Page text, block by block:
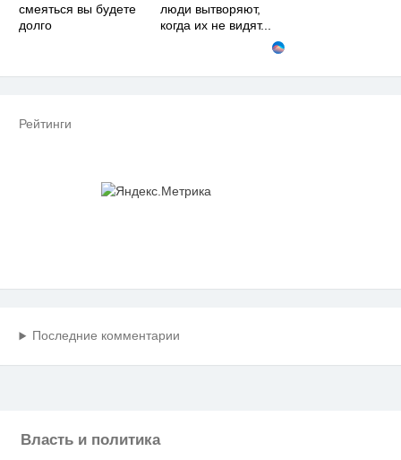
смеяться вы будете
долго
люди вытворяют,
когда их не видят...
Рейтинги
Последние комментарии
Власть и политика